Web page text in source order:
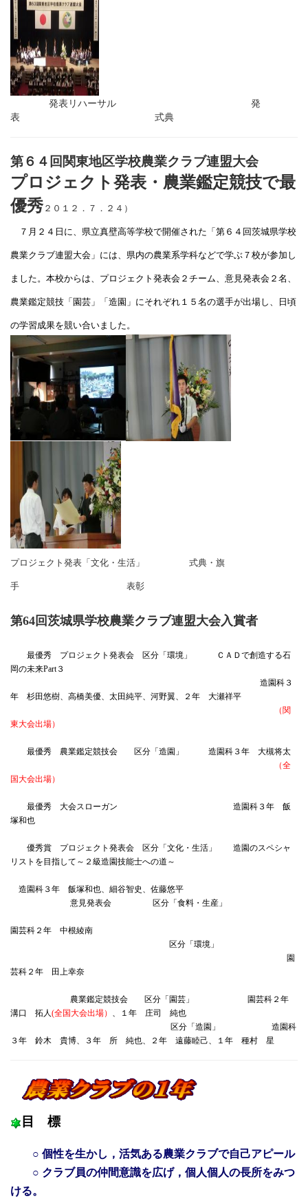
発表リハーサル 発
表 式典
第６４回関東地区学校農業クラブ連盟大会
プロジェクト発表・農業鑑定競技で最
優秀 ２０１２．７．２４）
７月２４日に、県立真壁高等学校で開催された「第６４回茨城県学校
農業クラブ連盟大会」には、県内の農業系学科などで学ぶ７校が参加し
ました。本校からは、プロジェクト発表会２チーム、意見発表会２名、
農業鑑定競技「園芸」「造園」にそれぞれ１５名の選手が出場し、日頃
の学習成果を競い合いました。
プロジェクト発表「文化・生活」 式典・旗
手 表彰
第64回茨城県学校農業クラブ連盟大会入賞者
最優秀 プロジェクト発表会 区分「環境」 ＣＡＤで創造する石
岡の未来Part３
造園科３
年 杉田悠樹、高橋美優、太田純平、河野翼、２年 大瀬祥平
（関
東大会出場）
最優秀 農業鑑定競技会 区分「造園」 造園科３年 大槻将太
（全
国大会出場）
最優秀 大会スローガン 造園科３年 飯
塚和也
優秀賞 プロジェクト発表会 区分「文化・生活」 造園のスペシャ
リストを目指して～２級造園技能士への道～
造園科３年 飯塚和也、細谷智史、佐藤悠平
意見発表会 区分「食料・生産」
園芸科２年 中根綾南
区分「環境」
園
芸科２年 田上幸奈
農業鑑定競技会 区分「園芸」 園芸科２年
溝口 拓人(全国大会出場） 、１年 庄司 純也
区分「造園」 造園科
３年 鈴木 貴博、３年 所 純也、２年 遠藤睦己、１年 種村 星
目 標
○ 個性を生かし，活気ある農業クラブで自己アピール
○ クラブ員の仲間意識を広げ，個人個人の長所をみつ
ける。